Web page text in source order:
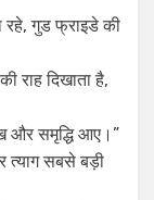
रहे, गुड फ्राइडे की
राह दिखाता है,
और समृद्धि आए।”
त्याग सबसे बड़ी